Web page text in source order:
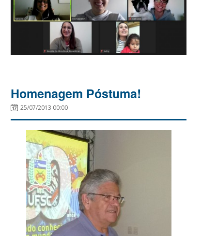
Homenagem Póstuma!
25/07/2013 00:00